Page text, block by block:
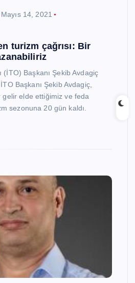
Mayıs 14, 2021
turizm çağrısı: Bir
(İTO) Başkanı Şekib Avdagiç
İTO Başkanı Şekib Avdagiç,
gelir elde ettiğimiz ve feda
sezonuna 20 gün kaldı.